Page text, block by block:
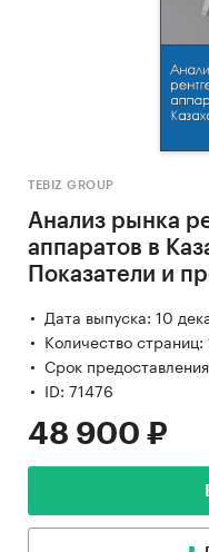
TEBIZ GROUP
Анализ рынка
аппаратов в
Показатели и
Дата выпуска: 10
Количество
Срок
ID: 71476
48 900 ₽